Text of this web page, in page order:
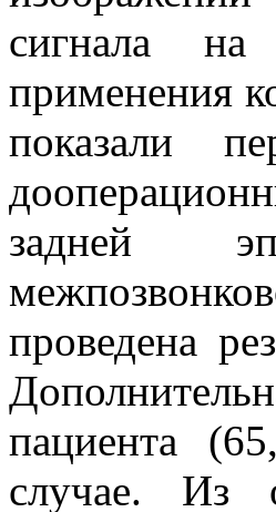
сигнала на
применения
показали
задней
проведена
пациента
случае. Из